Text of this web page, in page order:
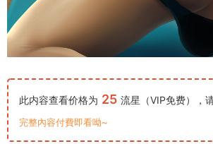
此内容查看价格为 25 流星（VIP免费），
完整內容付費即看呦~